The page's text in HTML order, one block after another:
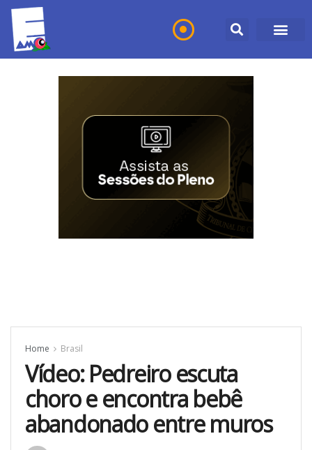
Home Brasil
Vídeo: Pedreiro escuta
choro e encontra bebê
abandonado entre muros